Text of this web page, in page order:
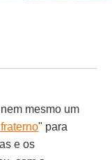
mesmo um
" para
e os